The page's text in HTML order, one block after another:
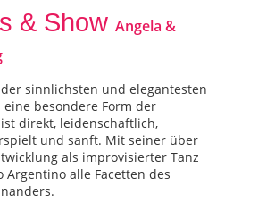
& Show Angela &
sinnlichsten und elegantesten
besondere Form der
direkt, leidenschaftlich,
und sanft. Mit seiner über
als improvisierter Tanz
alle Facetten des